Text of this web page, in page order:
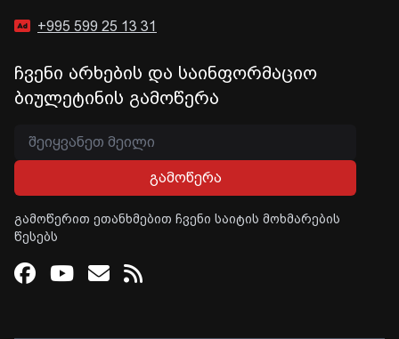
+995 599 25 13 31
ჩვენი არხების და საინფორმაციო
ბიულეტინის გამოწერა
გამოწერა
გამოწერით ეთანხმებით ჩვენი საიტის მოხმარების
წესებს
Facebook
Youtube
Email
RSS